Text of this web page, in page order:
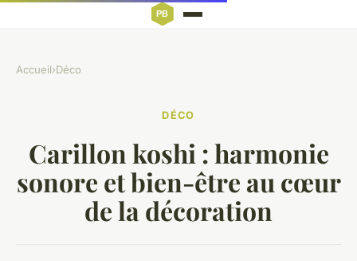
Accueil›Déco
DÉCO
Carillon koshi : harmonie
sonore et bien-être au cœur
de la décoration